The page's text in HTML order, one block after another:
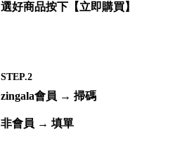
選好商品按下【立即購買】
STEP.2
zingala會員 → 掃碼
非會員 → 填單